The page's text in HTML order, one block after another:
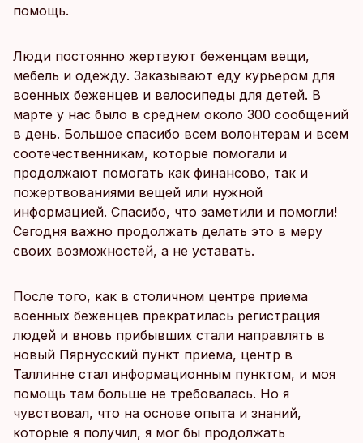
помощь.
Люди постоянно жертвуют беженцам вещи,
мебель и одежду. Заказывают еду курьером для
военных беженцев и велосипеды для детей. В
марте у нас было в среднем около 300 сообщений
в день. Большое спасибо всем волонтерам и всем
соотечественникам, которые помогали и
продолжают помогать как финансово, так и
пожертвованиями вещей или нужной
информацией. Спасибо, что заметили и помогли!
Сегодня важно продолжать делать это в меру
своих возможностей, а не уставать.
После того, как в столичном центре приема
военных беженцев прекратилась регистрация
людей и вновь прибывших стали направлять в
новый Пярнусский пункт приема, центр в
Таллинне стал информационным пунктом, и моя
помощь там больше не требовалась. Но я
чувствовал, что на основе опыта и знаний,
которые я получил, я мог бы продолжать